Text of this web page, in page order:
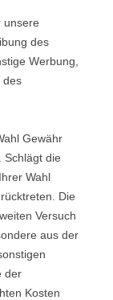
unsere
des
Werbung,
des
Gewähr
Schlägt die
Wahl
Die
Versuch
aus der
der
Kosten